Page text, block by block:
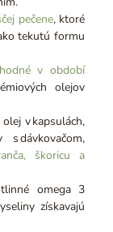
pečene, ktoré
tekutú formu
v období
olejov
v kapsulách,
dávkovačom,
škoricu a
omega 3
získavajú